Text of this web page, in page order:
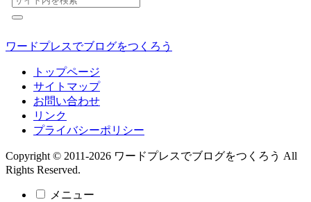
ワードプレスでブログをつくろう
トップページ
サイトマップ
お問い合わせ
リンク
プライバシーポリシー
Copyright © 2011-2026 ワードプレスでブログをつくろう All
Rights Reserved.
メニュー